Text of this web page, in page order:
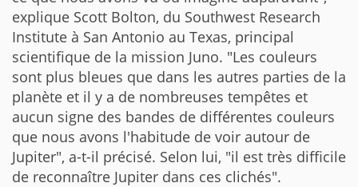
explique Scott Bolton, du Southwest Research
Institute à San Antonio au Texas, principal
scientifique de la mission Juno. "Les couleurs
sont plus bleues que dans les autres parties de la
planète et il y a de nombreuses tempêtes et
aucun signe des bandes de différentes couleurs
que nous avons l'habitude de voir autour de
Jupiter", a-t-il précisé. Selon lui, "il est très difficile
de reconnaître Jupiter dans ces clichés".